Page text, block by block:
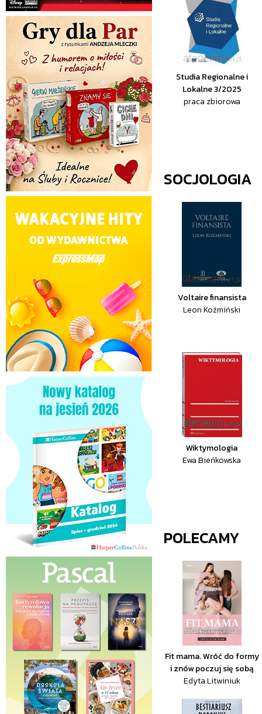
Studia Regionalne i
Lokalne 3/2025
praca zbiorowa
SOCJOLOGIA
Voltaire finansista
Leon Koźmiński
Wiktymologia
Ewa Bieńkowska
POLECAMY
Fit mama. Wróć do formy
i znów poczuj się sobą
Edyta Litwiniuk